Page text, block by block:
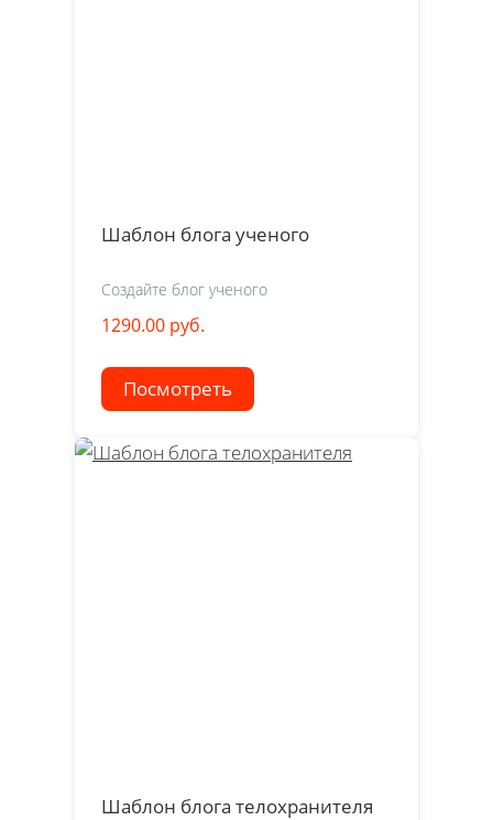
Шаблон блога ученого
Создайте блог ученого
1290.00 руб.
Посмотреть
Шаблон блога телохранителя